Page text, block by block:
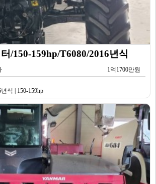
/150-159hp/T6080/2016년식
1억1700만원
식 | 150-159hp